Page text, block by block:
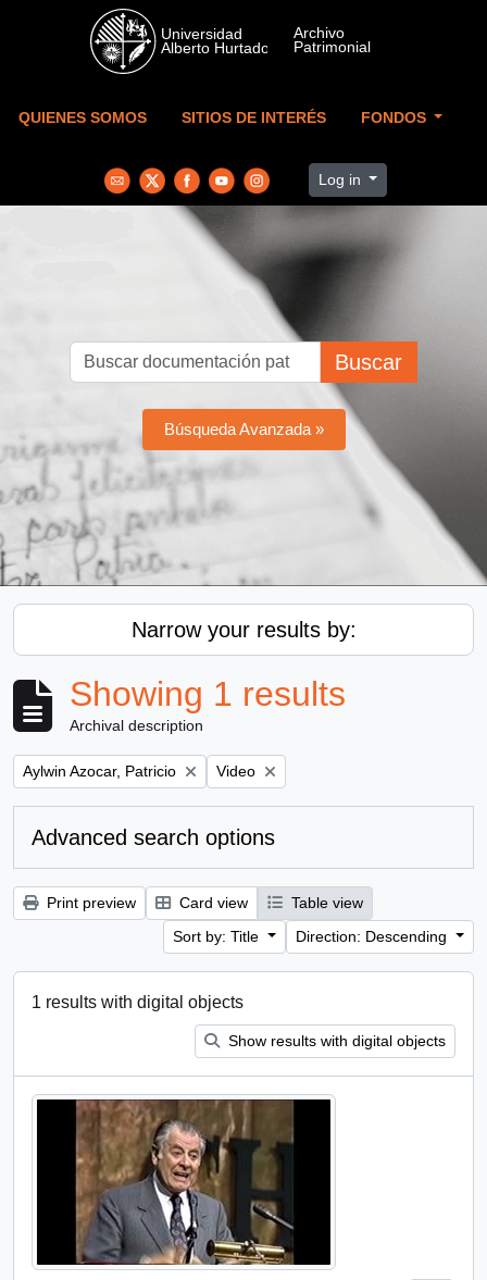
Skip to main content
QUIENES SOMOS SITIOS DE INTERÉS FONDOS
Log in
Buscar
Búsqueda Avanzada »
Narrow your results by:
Showing 1 results
Archival description
Remove filter:
Aylwin Azocar, Patricio Remove filter:
Video
Advanced search options
Print preview Card view
Table view
Sort by: Title
Direction: Descending
1 results with digital objects
Show results with digital objects